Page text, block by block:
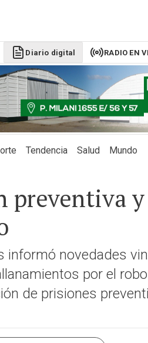
Diario digital RADIO EN
Tendencia Salud Mundo
informó novedades
por el
de prisiones